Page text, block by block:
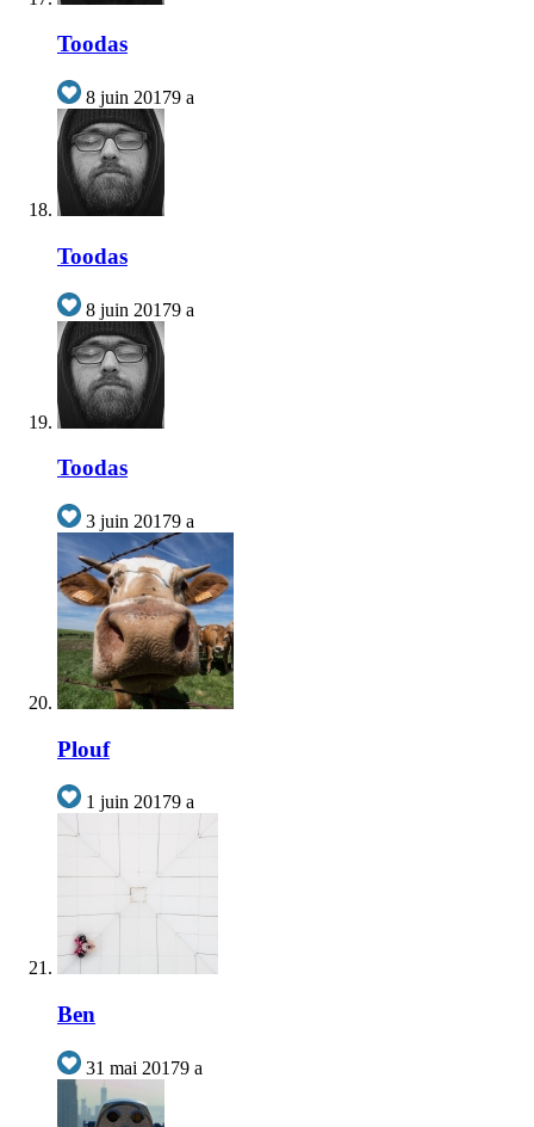
Toodas
8 juin 20179 a
Toodas
8 juin 20179 a
Toodas
3 juin 20179 a
Plouf
1 juin 20179 a
Ben
31 mai 20179 a